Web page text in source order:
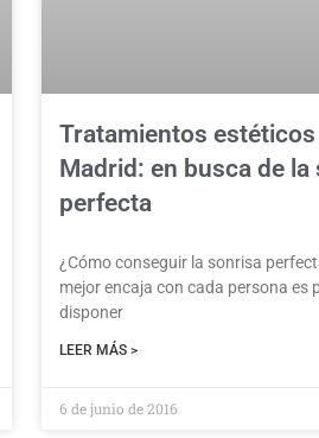
Tratamientos
Madrid: en busca de la
perfecta
¿Cómo conseguir la sonrisa
mejor encaja con cada persona es
disponer
LEER MÁS >
6 de junio de 2016